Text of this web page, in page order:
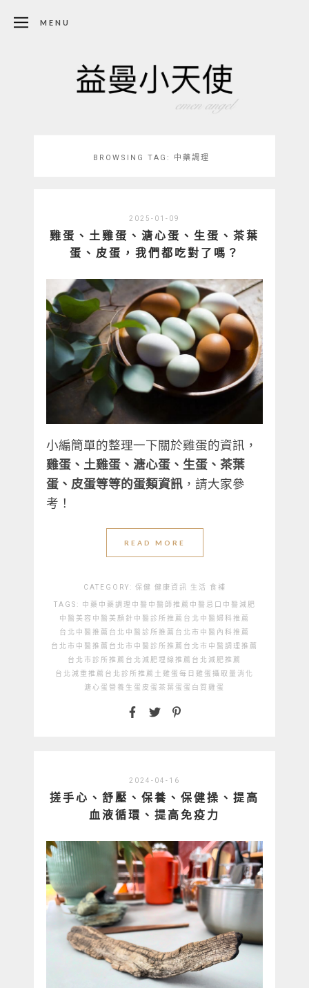
MENU
BROWSING TAG: 中藥調理
2025-01-09
雞蛋、土雞蛋、溏心蛋、生蛋、茶葉
蛋、皮蛋，我們都吃對了嗎？
小編簡單的整理一下關於雞蛋的資訊，
雞蛋、土雞蛋、溏心蛋、生蛋、茶葉
蛋、皮蛋等等的蛋類資訊 ，請大家參
考！
READ MORE
CATEGORY: 保健 健康資訊 生活 食補
TAGS: 中藥 中藥調理 中醫 中醫師推薦 中醫忌口 中醫減肥
中醫美容 中醫美顏針 中醫診所推薦 台北中醫婦科推薦
台北中醫推薦 台北中醫診所推薦 台北市中醫內科推薦
台北市中醫推薦 台北市中醫診所推薦 台北市中醫調理推薦
台北市診所推薦 台北減肥埋線推薦 台北減肥推薦
台北減重推薦 台北診所推薦 土雞蛋 每日雞蛋攝取量 消化
溏心蛋 營養 生蛋 皮蛋 茶葉蛋 蛋白質 雞蛋
2024-04-16
搓手心、舒壓、保養、保健操、提高
血液循環、提高免疫力